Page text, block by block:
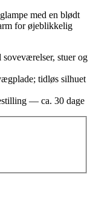
med en blødt
for øjeblikkelig
stuer og
tidløs silhuet
— ca. 30 dage